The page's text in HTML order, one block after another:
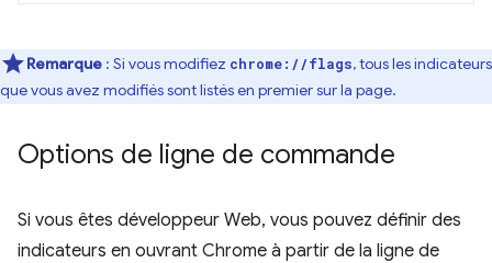
Remarque : Si vous modifiez chrome://flags, tous les indicateurs
que vous avez modifiés sont listés en premier sur la page.
Options de ligne de commande
Si vous êtes développeur Web, vous pouvez définir des
indicateurs en ouvrant Chrome à partir de la ligne de